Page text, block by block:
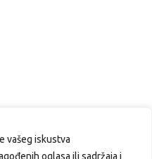
vašeg iskustva
oglasa ili sadržaja i